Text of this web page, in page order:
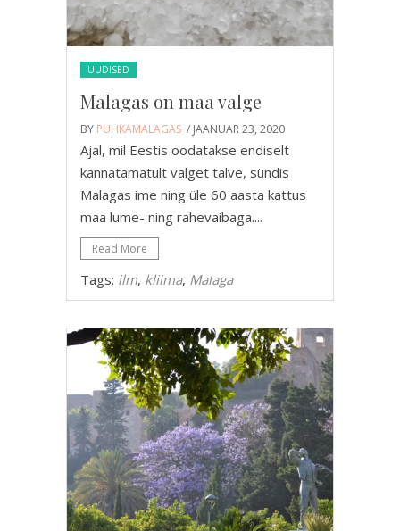
UUDISED
Malagas on maa valge
BY PUHKAMALAGAS / JAANUAR 23, 2020
Ajal, mil Eestis oodatakse endiselt
kannatamatult valget talve, sündis
Malagas ime ning üle 60 aasta kattus
maa lume- ning rahevaibaga....
Read More
Tags: ilm, kliima, Malaga